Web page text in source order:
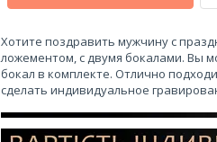
Хотите поздравить мужчину с
ложементом, с двумя бокалами. Вы
бокал в комплекте. Отлично
сделать индивидуальное